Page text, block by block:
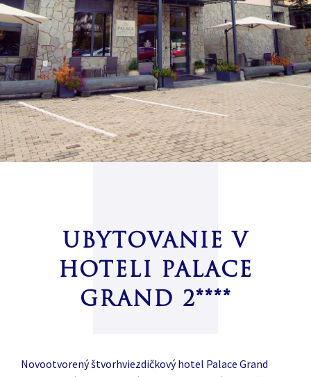
UBYTOVANIE V
HOTELI PALACE
GRAND 2****
Novootvorený štvorhviezdičkový hotel Palace Grand